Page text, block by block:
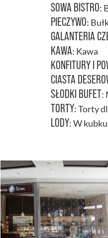
SOWA BISTRO:
PIECZYWO:
GALANTERIA
KAWA: Kawa
KONFITURY I
CIASTA
SŁODKI BUFET:
TORTY:Torty
LODY:W kubku